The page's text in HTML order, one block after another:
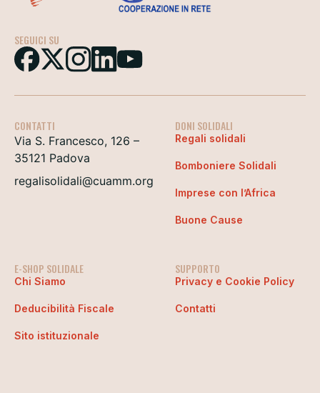
SEGUICI SU
CONTATTI
Via S. Francesco, 126 –
35121 Padova
regalisolidali@cuamm.org
DONI SOLIDALI
Regali solidali
Bomboniere Solidali
Imprese con l’Africa
Buone Cause
E-SHOP SOLIDALE
Chi Siamo
Deducibilità Fiscale
Sito istituzionale
SUPPORTO
Privacy e Cookie Policy
Contatti